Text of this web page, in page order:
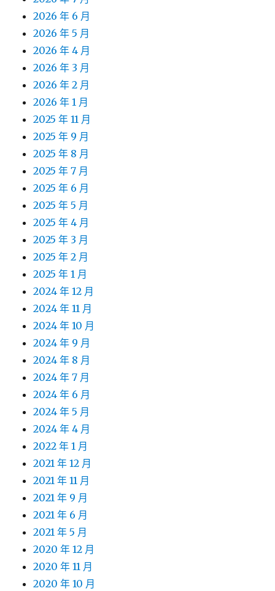
2026 年 6 月
2026 年 5 月
2026 年 4 月
2026 年 3 月
2026 年 2 月
2026 年 1 月
2025 年 11 月
2025 年 9 月
2025 年 8 月
2025 年 7 月
2025 年 6 月
2025 年 5 月
2025 年 4 月
2025 年 3 月
2025 年 2 月
2025 年 1 月
2024 年 12 月
2024 年 11 月
2024 年 10 月
2024 年 9 月
2024 年 8 月
2024 年 7 月
2024 年 6 月
2024 年 5 月
2024 年 4 月
2022 年 1 月
2021 年 12 月
2021 年 11 月
2021 年 9 月
2021 年 6 月
2021 年 5 月
2020 年 12 月
2020 年 11 月
2020 年 10 月